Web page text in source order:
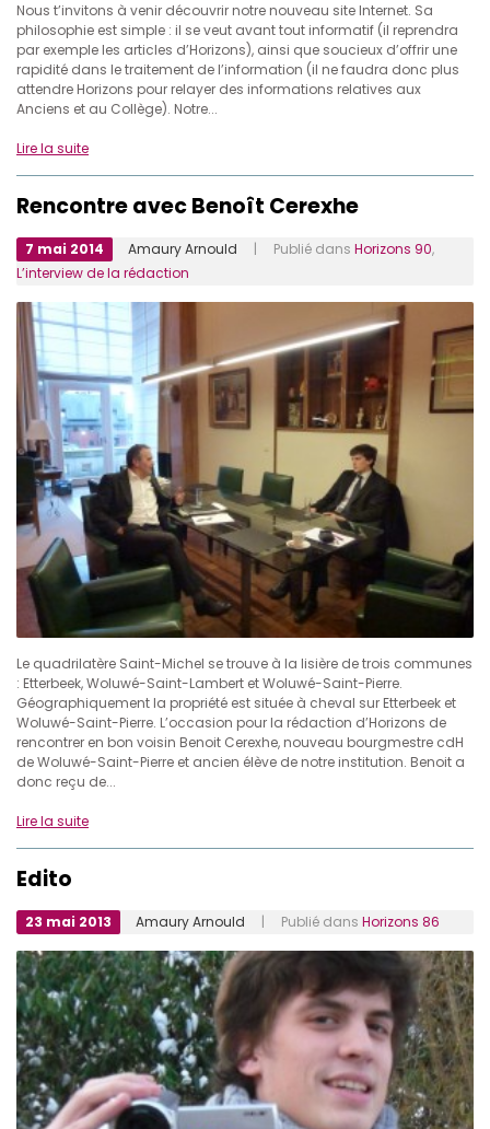
Nous t’invitons à venir découvrir notre nouveau site Internet. Sa
philosophie est simple : il se veut avant tout informatif (il reprendra
par exemple les articles d’Horizons), ainsi que soucieux d’offrir une
rapidité dans le traitement de l’information (il ne faudra donc plus
attendre Horizons pour relayer des informations relatives aux
Anciens et au Collège). Notre...
Lire la suite
Rencontre avec Benoît Cerexhe
7 mai 2014 Amaury Arnould | Publié dans Horizons 90,
L’interview de la rédaction
Le quadrilatère Saint-Michel se trouve à la lisière de trois communes
: Etterbeek, Woluwé-Saint-Lambert et Woluwé-Saint-Pierre.
Géographiquement la propriété est située à cheval sur Etterbeek et
Woluwé-Saint-Pierre. L’occasion pour la rédaction d’Horizons de
rencontrer en bon voisin Benoit Cerexhe, nouveau bourgmestre cdH
de Woluwé-Saint-Pierre et ancien élève de notre institution. Benoit a
donc reçu de...
Lire la suite
Edito
23 mai 2013 Amaury Arnould | Publié dans Horizons 86